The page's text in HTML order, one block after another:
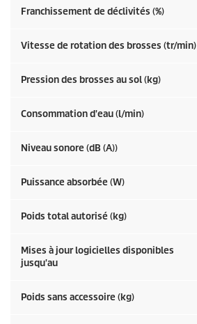
Franchissement de déclivités (%)
Vitesse de rotation des brosses (tr/min)
Pression des brosses au sol (kg)
Consommation d'eau (l/min)
Niveau sonore (dB (A))
Puissance absorbée (W)
Poids total autorisé (kg)
Mises à jour logicielles disponibles
jusqu'au
Poids sans accessoire (kg)